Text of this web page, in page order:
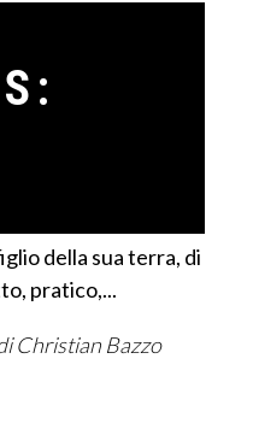
della sua terra, di
pratico,...
Christian Bazzo